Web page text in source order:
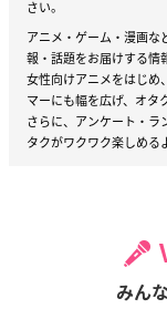
さい。
アニメ・ゲーム・漫画
報・話題をお届けする情
女性向けアニメをはじめ
マーにも幅を広げ、オタ
さらに、アンケート・ラ
タクがワクワク楽しめる
みん